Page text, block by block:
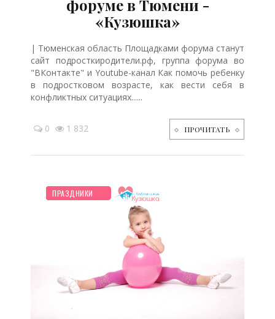
форуме в Тюмени -
«Кузюшка»
| Тюменская область Площадками форума станут
сайт подросткиродители.рф, группа форума во
"ВКонтакте" и Youtube-канал Как помочь ребенку
в подростковом возрасте, как вести себя в
конфликтных ситуациях......
0 1 832 ПРОЧИТАТЬ
НОВОСТИ МИРА
ПЛАНИРОВАНИЕ
КРАСОТА
ПОСЛЕ РОДОВ
СЕМЬЯ
ТВОРЧЕСТВО
ПСИХОЛОГИЯ
ЖИЛЬЕ
ПУТЕШЕСТВИЯ
ДЕТЯМ
ОТДЫХ
ЗДОРОВЬЕ
ПРАЗДНИКИ